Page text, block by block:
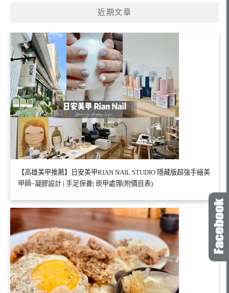
近期文章
【高雄美甲推薦】日安美甲RIAN NAIL STUDIO 隱藏版超強手繪美
甲師~凝膠設計 | 手足保養| 崁甲處理(附價目表)